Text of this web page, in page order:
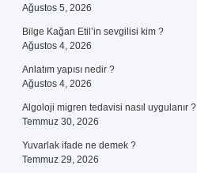
Ağustos 5, 2026
Bilge Kağan Etil’in sevgilisi kim ?
Ağustos 4, 2026
Anlatım yapısı nedir ?
Ağustos 4, 2026
Algoloji migren tedavisi nasıl uygulanır ?
Temmuz 30, 2026
Yuvarlak ifade ne demek ?
Temmuz 29, 2026